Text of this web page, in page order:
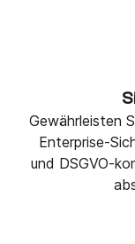
Gewährleisten
Enterprise-
und DSGVO-